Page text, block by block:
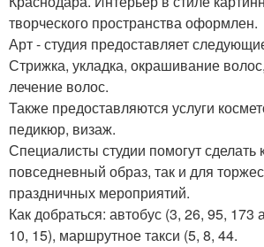
творческого пространства оформлен.
Арт - студия предоставляет
Стрижка, укладка, окрашивание
лечение волос.
Также предоставляются услуги
педикюр, визаж.
Специалисты студии помогут сделать
повседневный образ, так и для
праздничных мероприятий.
Как добраться: автобус (3, 26, 95, 173
10, 15), маршрутное такси (5, 8, 44.